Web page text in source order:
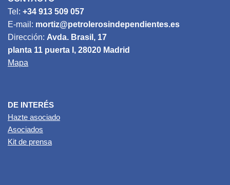
Tel: +34 913 509 057
E-mail: mortiz@petrolerosindependientes.es
Dirección: Avda. Brasil, 17
planta 11 puerta I, 28020 Madrid
Mapa
DE INTERÉS
Hazte asociado
Asociados
Kit de prensa